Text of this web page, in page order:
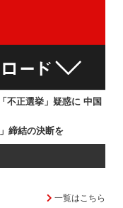
不正選挙」疑惑に 中国
締結の決断を
一覧はこちら